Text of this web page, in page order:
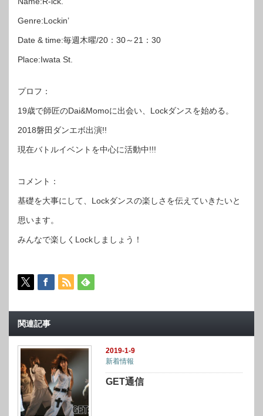
Genre:Lockin’
Date & time:毎週木曜/20：30～21：30
Place:Iwata St.
プロフ：
19歳で師匠のDai&Momoに出会い、Lockダンスを始める。
2018磐田ダンエボ出演!!
現在バトルイベントを中心に活動中!!!
コメント：
基礎を大事にして、Lockダンスの楽しさを伝えていきたいと
思います。
みんなで楽しくLockしましょう！
関連記事
2019-1-9
新着情報
GET通信